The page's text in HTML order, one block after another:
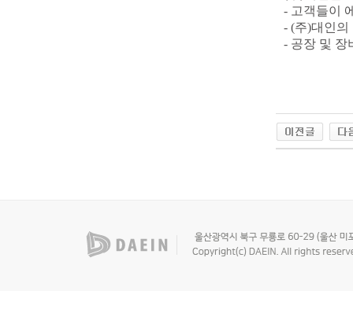
- 고객들이
- (주)대인의
- 공장 및 장